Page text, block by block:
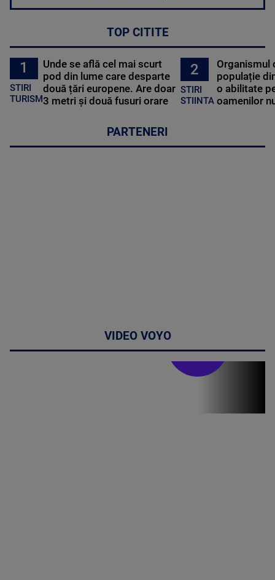
TOP CITITE
1
STIRI
TURISM
Unde se află cel mai scurt
pod din lume care desparte
două țări europene. Are doar
3 metri și două fusuri orare
2
STIRI
STIINTA
Organismul
populație
o abilitate
oamenilor
PARTENERI
VIDEO VOYO